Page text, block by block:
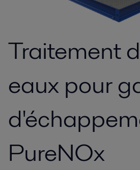
Traitement
eaux pour
PureNOx